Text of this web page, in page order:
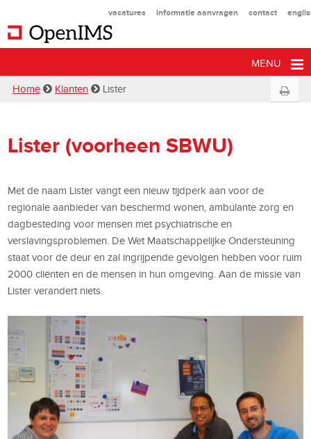
vacatures informatie aanvragen contact
MENU
Home Klanten Lister
Lister (voorheen SBWU)
Met de naam Lister vangt een nieuw tijdperk aan voor de
regionale aanbieder van beschermd wonen, ambulante zorg en
dagbesteding voor mensen met psychiatrische en
verslavingsproblemen. De Wet Maatschappelijke Ondersteuning
staat voor de deur en zal ingrijpende gevolgen hebben voor ruim
2000 cliënten en de mensen in hun omgeving. Aan de missie van
Lister verandert niets.